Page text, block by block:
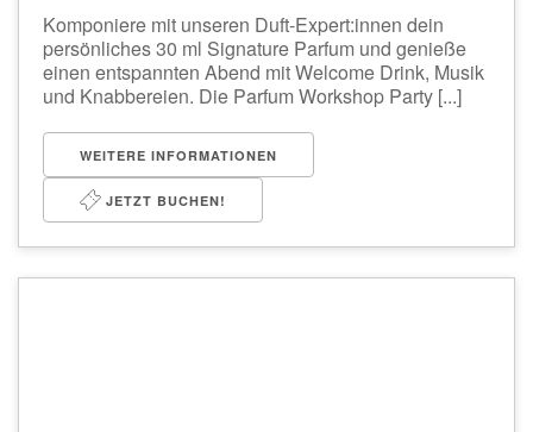
Komponiere mit unseren Duft-Expert:innen dein
persönliches 30 ml Signature Parfum und genieße
einen entspannten Abend mit Welcome Drink, Musik
und Knabbereien. Die Parfum Workshop Party [...]
WEITERE INFORMATIONEN
JETZT BUCHEN!